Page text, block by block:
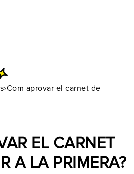
›Com aprovar el carnet de
EL CARNET
A LA PRIMERA?